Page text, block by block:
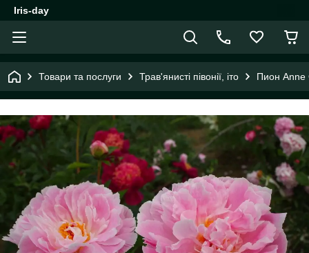
Iris-day
Товари та послуги Трав'янисті півонії, іто Пион Anne